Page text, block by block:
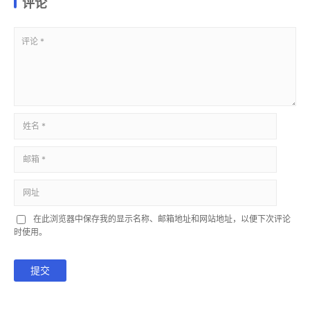
在此浏览器中保存我的显示名称、邮箱地址和网站地址，以便下次评论
时使用。
提交